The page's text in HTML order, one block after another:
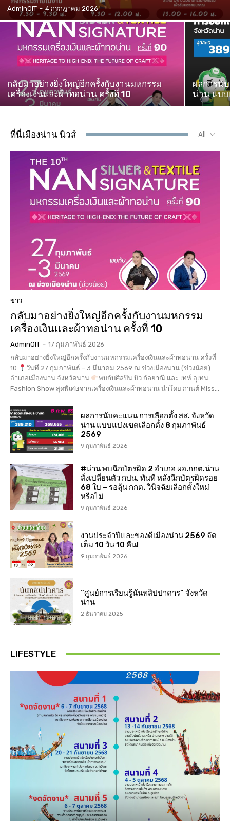
AdminOIT - 4 กรกฎาคม 2026
กลับมาอย่างยิ่งใหญ่อีกครั้งกับงานมหกรรม
เครื่องเงินและผ้าทอน่าน ครั้งที่ 10
ผลการนั
น่าน แบบ
ที่นี่เมืองน่าน นิวส์ All
ข่าว
กลับมาอย่างยิ่งใหญ่อีกครั้งกับงานมหกรรม
เครื่องเงินและผ้าทอน่าน ครั้งที่ 10
AdminOIT - 17 กุมภาพันธ์ 2026
กลับมาอย่างยิ่งใหญ่อีกครั้งกับงานมหกรรมเครื่องเงินและผ้าทอน่าน ครั้งที่
10
วันที่ 27 กุมภาพันธ์ – 3 มีนาคม 2569 ณ ข่วงเมืองน่าน (ข่วงน้อย)
อำเภอเมืองน่าน จังหวัดน่าน
พบกับศิลปิน บิว กัลยาณี และ เท่ห์ อุเทน
Fashion Show สุดพิเศษจากเครื่องเงินและผ้าทอน่าน นำโดย กานต์ Miss...
ผลการนับคะแนน การเลือกตั้ง สส. จังหวัด
น่าน แบบแบ่งเขตเลือกตั้ง 8 กุมภาพันธ์
2569
9 กุมภาพันธ์ 2026
#น่าน พบฉีกบัตรผิด 2 อำเภอ ผอ.กกต.น่าน
สั่งเปลี่ยนตัว กปน. ทันที หลังฉีกบัตรผิดรอย
68 ใบ – รอลุ้น กกต. วินิจฉัยเลือกตั้งใหม่
หรือไม่
9 กุมภาพันธ์ 2026
งานประจำปีและของดีเมืองน่าน 2569 จัด
เต็ม 10 วัน 10 คืน!
9 กุมภาพันธ์ 2026
“ศูนย์การเรียนรู้นันทสิปปาคาร” จังหวัด
น่าน
2 ธันวาคม 2025
LIFESTYLE